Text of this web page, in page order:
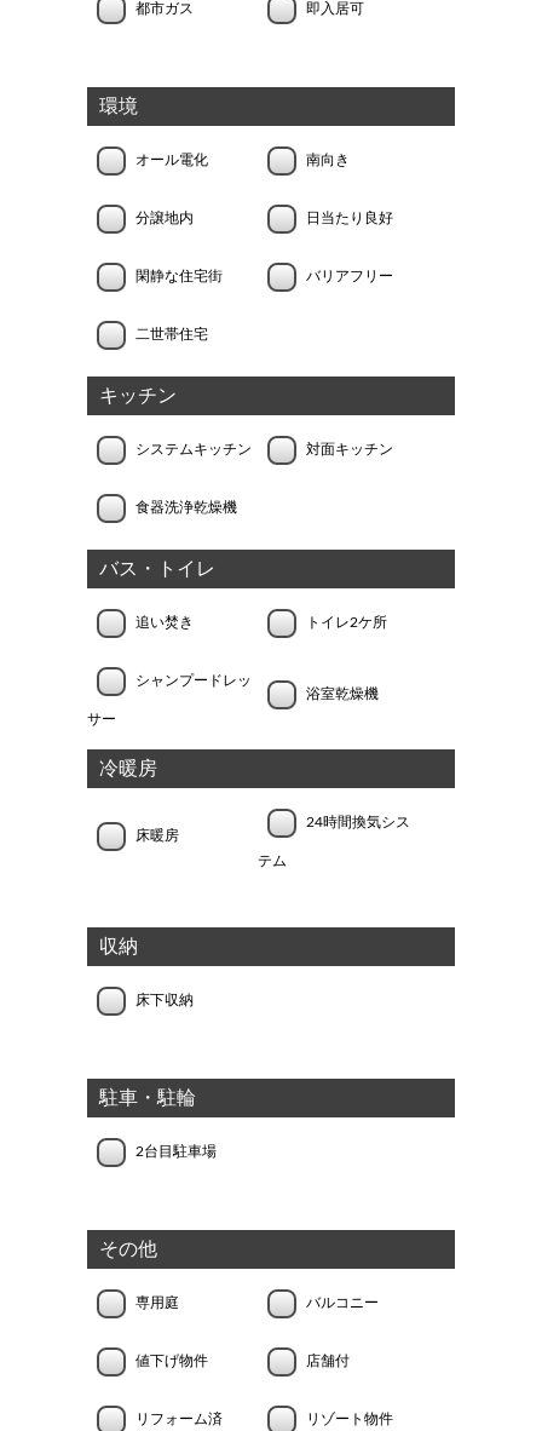
都市ガス 即入居可
環境
オール電化 南向き
分譲地内 日当たり良好
閑静な住宅街 バリアフリー
二世帯住宅
キッチン
システムキッチン 対面キッチン
食器洗浄乾燥機
バス・トイレ
追い焚き トイレ2ケ所
シャンプードレッ
サー
浴室乾燥機
冷暖房
床暖房
24時間換気シス
テム
収納
床下収納
駐車・駐輪
2台目駐車場
その他
専用庭 バルコニー
値下げ物件 店舗付
リフォーム済 リゾート物件